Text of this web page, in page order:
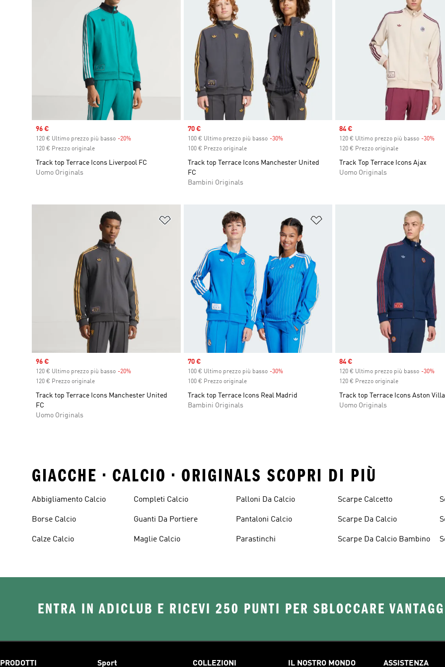
Sale price
96 €
120 € Ultimo prezzo più basso -20%
120 € Prezzo originale
Track top Terrace Icons Liverpool FC
Uomo Originals
Sale price
70 €
100 € Ultimo prezzo più basso -30%Discount
100 € Prezzo originale
Track top Terrace Icons Manchester United
FC
Bambini Originals
Sale price
84 €
120 € Ultimo prezzo più basso -30%
120 € Prezzo originale
Track Top Terrace Icons Ajax
Uomo Originals
Aggiungi alla lista dei desideri
Sale price
96 €
120 € Ultimo prezzo più basso -20%
120 € Prezzo originale
Track top Terrace Icons Manchester United
FC
Uomo Originals
Aggiungi alla lista dei desideri
Sale price
70 €
100 € Ultimo prezzo più basso -30%Discount
100 € Prezzo originale
Track top Terrace Icons Real Madrid
Bambini Originals
Sale price
84 €
120 € Ultimo prezzo più basso -30%
120 € Prezzo originale
Track top Terrace Icons Aston
Uomo Originals
GIACCHE • CALCIO • ORIGINALS SCOPRI DI PIÙ
Abbigliamento Calcio
Borse Calcio
Calze Calcio
Completi Calcio
Guanti Da Portiere
Maglie Calcio
Palloni Da Calcio
Pantaloni Calcio
Parastinchi
Scarpe Calcetto
Scarpe Da Calcio
Scarpe Da Calcio Bambino
ENTRA IN ADICLUB E RICEVI 250 PUNTI PER SBLOCCARE
PRODOTTI Sport COLLEZIONI IL NOSTRO MONDO ASSISTENZA